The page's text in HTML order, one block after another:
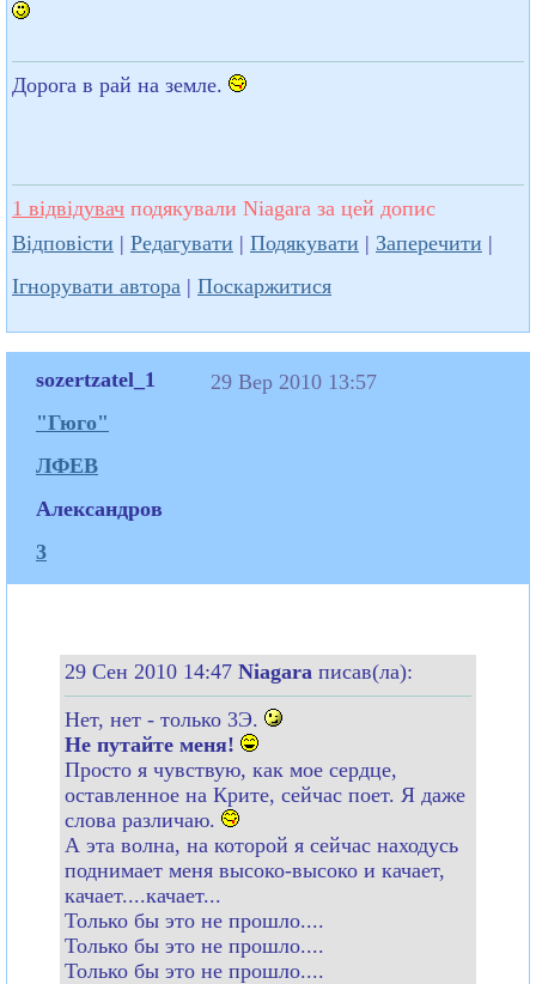
Дорога в рай на земле.
1 відвідувач подякували Niagara за цей допис
Відповісти | Редагувати | Подякувати | Заперечити |
Ігнорувати автора | Поскаржитися
sozertzatel_1
"Гюго"
ЛФЕВ
Александров
3
29 Вер 2010 13:57
29 Сен 2010 14:47 Niagara писав(ла):
Нет, нет - только 3Э.
Не путайте меня!
Просто я чувствую, как мое сердце,
оставленное на Крите, сейчас поет. Я даже
слова различаю.
А эта волна, на которой я сейчас находусь
поднимает меня высоко-высоко и качает,
качает....качает...
Только бы это не прошло....
Только бы это не прошло....
Только бы это не прошло....